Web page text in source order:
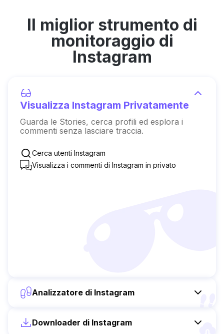
Il miglior strumento di
monitoraggio di
Instagram
Visualizza Instagram Privatamente
Guarda le Stories, cerca profili ed esplora i
commenti senza lasciare traccia.
Cerca utenti Instagram
Visualizza i commenti di Instagram in privato
Analizzatore di Instagram
Downloader di Instagram